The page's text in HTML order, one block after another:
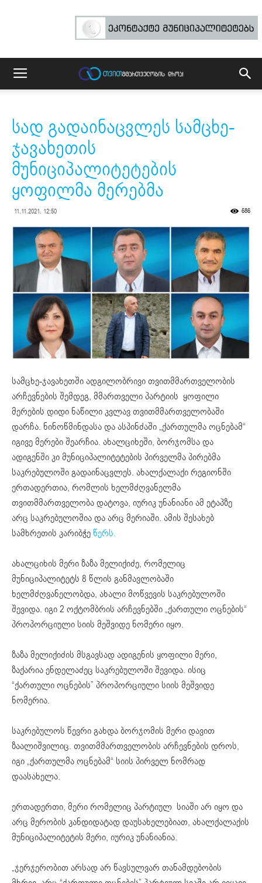
სად გადაინაცვლეს სამცხე-
ჯავახეთის
მუნიციპალიტეტების
ყოფილმა მერებმა
11.11.2021. 12:50 686
სამცხე-ჯავახეთში ადგილობრივი თვითმმართველობის
არჩევნების შემდეგ, მმართველი პარტიის ყოფილი
მერების დიდი ნაწილი კვლავ თვითმმართველობაში
დარჩა. ნინოწმინდასა და ასპინძაში „ქართულმა ოცნებამ“
იგივე მერები შეარჩია. ახალციხეში, ბორჯომსა და
ადიგენში კი მუნიციპალიტეტების პირველმა პირებმა
საკრებულოში გადაინაცვლეს. ახალქალაქი რეგიონში
ერთადერთია, რომლის ხელმძღვანელმა
თვითმმართველობა დატოვა, იურიკ უნანიანი ამ ეტაპზე
არც საკრებულოშია და არც მერიაში. ამის შესახებ
სამხრეთის კარიბჭე წერს.
ახალციხის მერი ზაზა მელიქიძე, რომელიც
მუნიციპალიტეტს 8 წლის განმავლობაში
ხელმძღვანელობდა, ახალი მოწვევის საკრებულოში
შევიდა. იგი 2 ოქტომბრის არჩევნებში „ქართული ოცნების“
პროპორციული სიის მეშვიდე ნომერი იყო.
ზაზა მელიქიძის მსგავსად ადიგენის ყოფილი მერი,
ზაქარია ენდელაძეც საკრებულოში შევიდა. ისიც
“ქართული ოცნების” პროპორციული სიის მეშვიდე
ნომერია.
საკრებულოს წევრი გახდა ბორჯომის მერი დავით
ზაალიშვილიც. თვითმმართველობის არჩევნების დროს,
იგი „ქართულმა ოცნებამ“ სიის პირველ ნომრად
დაასახელა.
ერთადერთი, მერი რომელიც პარტიულ სიაში არ იყო და
არც მერობის კანდიდატად დაუსახელებიათ, ახალქალაქის
მუნიციპალიტეტის მერი, იურიკ უნანიანია.
„ჯერჯერობით არსად არ წავსულვარ თანამდებობის